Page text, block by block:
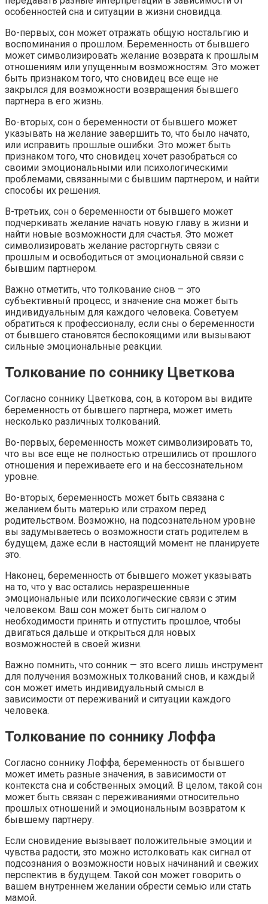
особенностей сна и ситуации в жизни сновидца.
Во-первых, сон может отражать общую ностальгию и
воспоминания о прошлом. Беременность от бывшего
может символизировать желание возврата к прошлым
отношениям или упущенным возможностям. Это может
быть признаком того, что сновидец все еще не
закрылся для возможности возвращения бывшего
партнера в его жизнь.
Во-вторых, сон о беременности от бывшего может
указывать на желание завершить то, что было начато,
или исправить прошлые ошибки. Это может быть
признаком того, что сновидец хочет разобраться со
своими эмоциональными или психологическими
проблемами, связанными с бывшим партнером, и найти
способы их решения.
В-третьих, сон о беременности от бывшего может
подчеркивать желание начать новую главу в жизни и
найти новые возможности для счастья. Это может
символизировать желание расторгнуть связи с
прошлым и освободиться от эмоциональной связи с
бывшим партнером.
Важно отметить, что толкование снов – это
субъективный процесс, и значение сна может быть
индивидуальным для каждого человека. Советуем
обратиться к профессионалу, если сны о беременности
от бывшего становятся беспокоящими или вызывают
сильные эмоциональные реакции.
Толкование по соннику Цветкова
Согласно соннику Цветкова, сон, в котором вы видите
беременность от бывшего партнера, может иметь
несколько различных толкований.
Во-первых, беременность может символизировать то,
что вы все еще не полностью отрешились от прошлого
отношения и переживаете его и на бессознательном
уровне.
Во-вторых, беременность может быть связана с
желанием быть матерью или страхом перед
родительством. Возможно, на подсознательном уровне
вы задумываетесь о возможности стать родителем в
будущем, даже если в настоящий момент не планируете
это.
Наконец, беременность от бывшего может указывать
на то, что у вас остались неразрешенные
эмоциональные или психологические связи с этим
человеком. Ваш сон может быть сигналом о
необходимости принять и отпустить прошлое, чтобы
двигаться дальше и открыться для новых
возможностей в своей жизни.
Важно помнить, что сонник — это всего лишь инструмент
для получения возможных толкований снов, и каждый
сон может иметь индивидуальный смысл в
зависимости от переживаний и ситуации каждого
человека.
Толкование по соннику Лоффа
Согласно соннику Лоффа, беременность от бывшего
может иметь разные значения, в зависимости от
контекста сна и собственных эмоций. В целом, такой сон
может быть связан с переживаниями относительно
прошлых отношений и эмоциональным возвратом к
бывшему партнеру.
Если сновидение вызывает положительные эмоции и
чувства радости, это можно истолковать как сигнал от
подсознания о возможности новых начинаний и свежих
перспектив в будущем. Такой сон может говорить о
вашем внутреннем желании обрести семью или стать
мамой.